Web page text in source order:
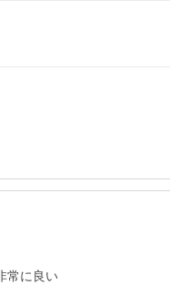
常に良い